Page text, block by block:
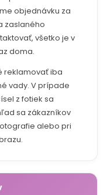
objednávku za
zaslaného
všetko je v
doma.
reklamovať iba
vady. V prípade
z fotiek sa
sa zákazníkov
alebo pri